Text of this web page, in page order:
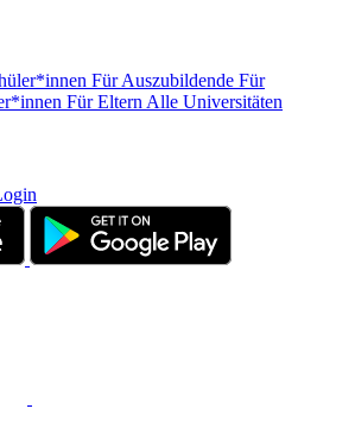
Für Auszubildende Für
Für Eltern Alle Universitäten